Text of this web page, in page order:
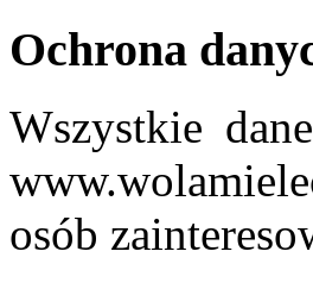
Ochrona
Wszystkie
osób